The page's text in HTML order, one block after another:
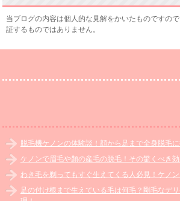
当ブログの内容は個人的な見解をかいたものですの
証するものではありません。
脱毛機ケノンの体験談！顔から足まで全身脱毛に
ケノンで眉毛や顏の産毛の脱毛！その驚くべき効
わき毛を剃ってもすぐ生えてくる人必見！ケノ
足の付け根まで生えている毛は何毛？剛毛なデ